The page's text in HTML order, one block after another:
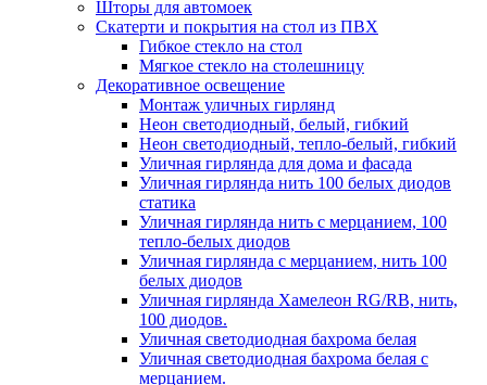
Шторы для автомоек
Скатерти и покрытия на стол из ПВХ
Гибкое стекло на стол
Мягкое стекло на столешницу
Декоративное освещение
Монтаж уличных гирлянд
Неон светодиодный, белый, гибкий
Неон светодиодный, тепло-белый, гибкий
Уличная гирлянда для дома и фасада
Уличная гирлянда нить 100 белых диодов
статика
Уличная гирлянда нить с мерцанием, 100
тепло-белых диодов
Уличная гирлянда с мерцанием, нить 100
белых диодов
Уличная гирлянда Хамелеон RG/RB, нить,
100 диодов.
Уличная светодиодная бахрома белая
Уличная светодиодная бахрома белая с
мерцанием.